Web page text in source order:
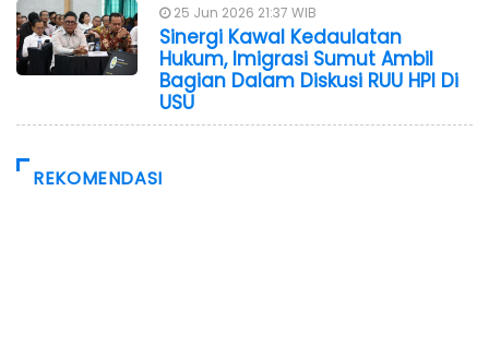
25 Jun 2026 21:37 WIB
Sinergi Kawal Kedaulatan
Hukum, Imigrasi Sumut Ambil
Bagian Dalam Diskusi RUU HPI Di
USU
REKOMENDASI